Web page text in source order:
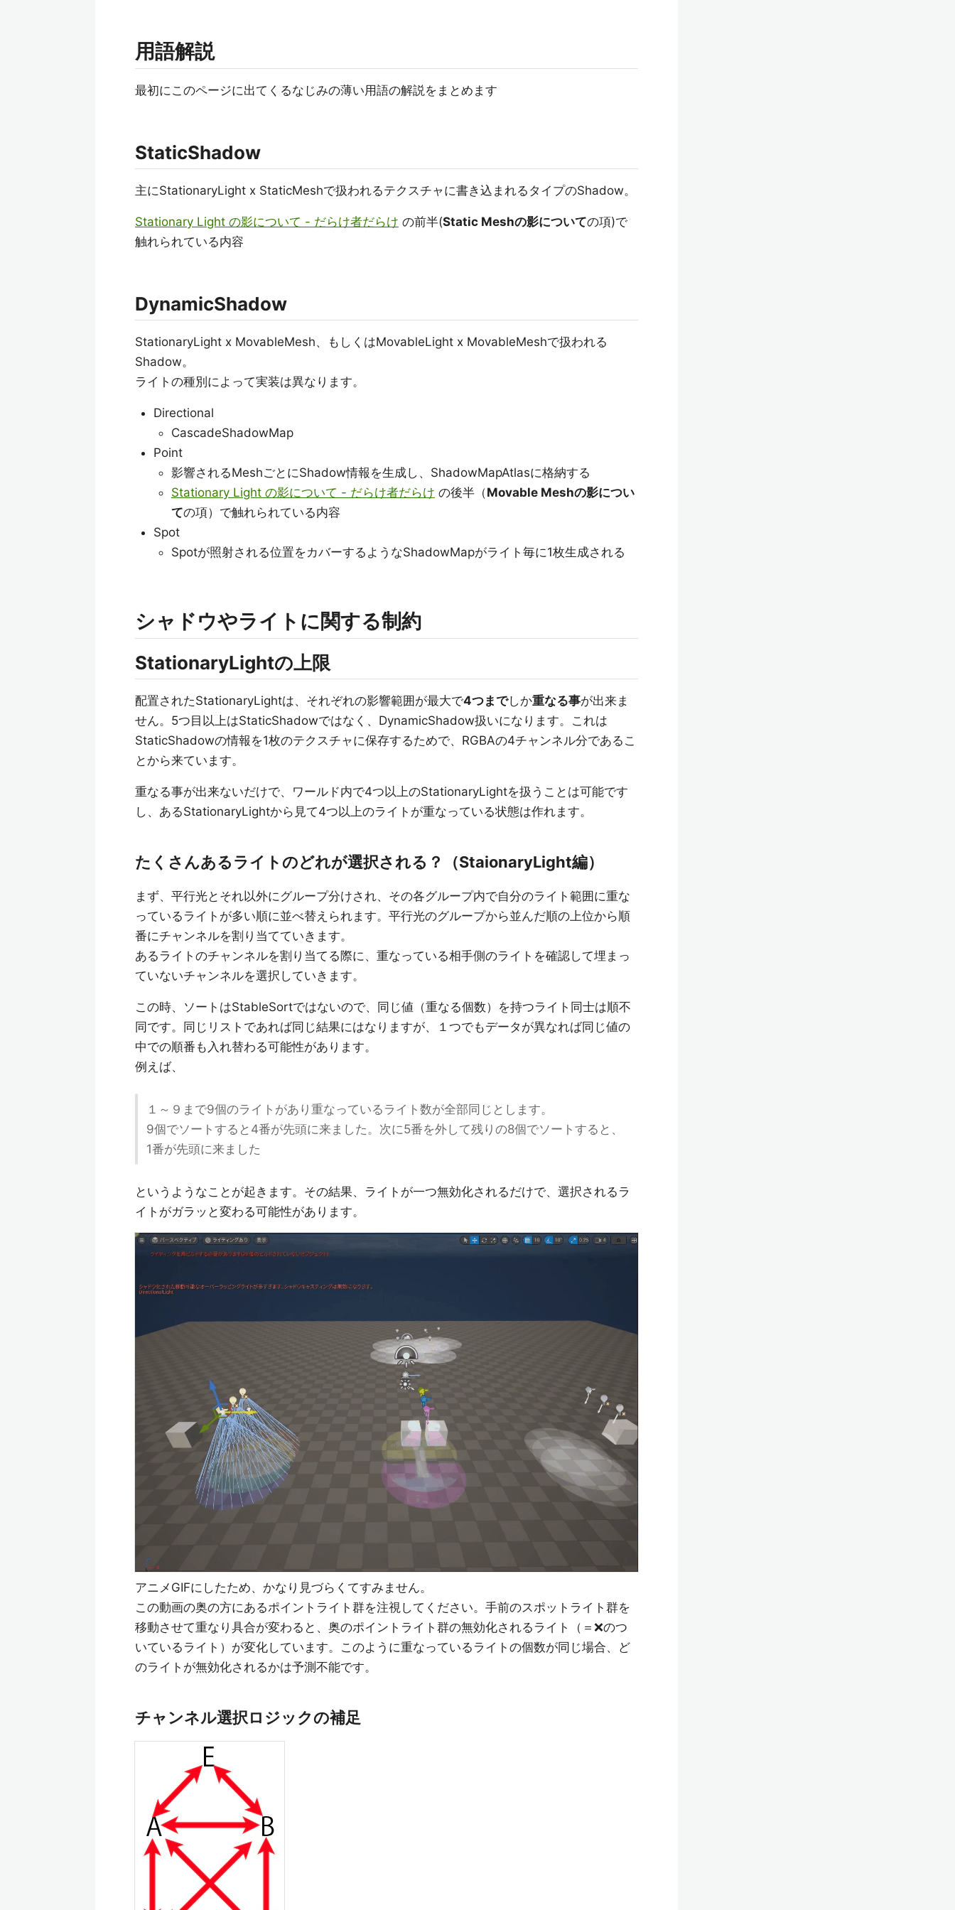
用語解説
最初にこのページに出てくるなじみの薄い用語の解説をまとめます
StaticShadow
主にStationaryLight x StaticMeshで扱われるテクスチャに書き込まれるタイプのShadow。
Stationary Light の影について - だらけ者だらけ の前半(Static Meshの影についての項)で
触れられている内容
DynamicShadow
StationaryLight x MovableMesh、もしくはMovableLight x MovableMeshで扱われる
Shadow。
ライトの種別によって実装は異なります。
Directional
CascadeShadowMap
Point
影響されるMeshごとにShadow情報を生成し、ShadowMapAtlasに格納する
Stationary Light の影について - だらけ者だらけ の後半（Movable Meshの影につい
ての項）で触れられている内容
Spot
Spotが照射される位置をカバーするようなShadowMapがライト毎に1枚生成される
シャドウやライトに関する制約
StationaryLightの上限
配置されたStationaryLightは、それぞれの影響範囲が最大で4つまでしか重なる事が出来ま
せん。5つ目以上はStaticShadowではなく、DynamicShadow扱いになります。これは
StaticShadowの情報を1枚のテクスチャに保存するためで、RGBAの4チャンネル分であるこ
とから来ています。
重なる事が出来ないだけで、ワールド内で4つ以上のStationaryLightを扱うことは可能です
し、あるStationaryLightから見て4つ以上のライトが重なっている状態は作れます。
たくさんあるライトのどれが選択される？（StaionaryLight編）
まず、平行光とそれ以外にグループ分けされ、その各グループ内で自分のライト範囲に重な
っているライトが多い順に並べ替えられます。平行光のグループから並んだ順の上位から順
番にチャンネルを割り当てていきます。
あるライトのチャンネルを割り当てる際に、重なっている相手側のライトを確認して埋まっ
ていないチャンネルを選択していきます。
この時、ソートはStableSortではないので、同じ値（重なる個数）を持つライト同士は順不
同です。同じリストであれば同じ結果にはなりますが、１つでもデータが異なれば同じ値の
中での順番も入れ替わる可能性があります。
例えば、
１～９まで9個のライトがあり重なっているライト数が全部同じとします。
9個でソートすると4番が先頭に来ました。次に5番を外して残りの8個でソートすると、
1番が先頭に来ました
というようなことが起きます。その結果、ライトが一つ無効化されるだけで、選択されるラ
イトがガラッと変わる可能性があります。
アニメGIFにしたため、かなり見づらくてすみません。
この動画の奥の方にあるポイントライト群を注視してください。手前のスポットライト群を
移動させて重なり具合が変わると、奥のポイントライト群の無効化されるライト（＝❌のつ
いているライト）が変化しています。このように重なっているライトの個数が同じ場合、ど
のライトが無効化されるかは予測不能です。
チャンネル選択ロジックの補足